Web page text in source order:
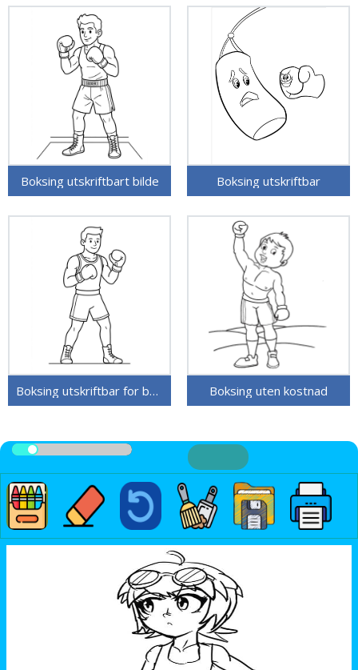
Boksing utskriftbart bilde Boksing utskriftbar
Boksing utskriftbar for barn Boksing uten kostnad